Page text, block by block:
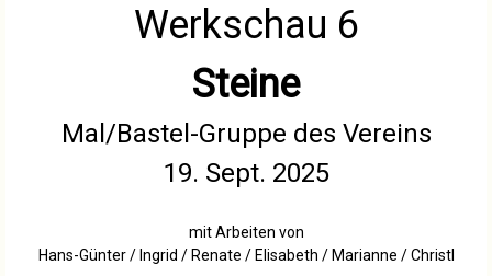
Werkschau 6
Steine
Mal/Bastel-Gruppe des Vereins
19. Sept. 2025
mit Arbeiten von
Hans-Günter / Ingrid / Renate / Elisabeth / Marianne / Christl